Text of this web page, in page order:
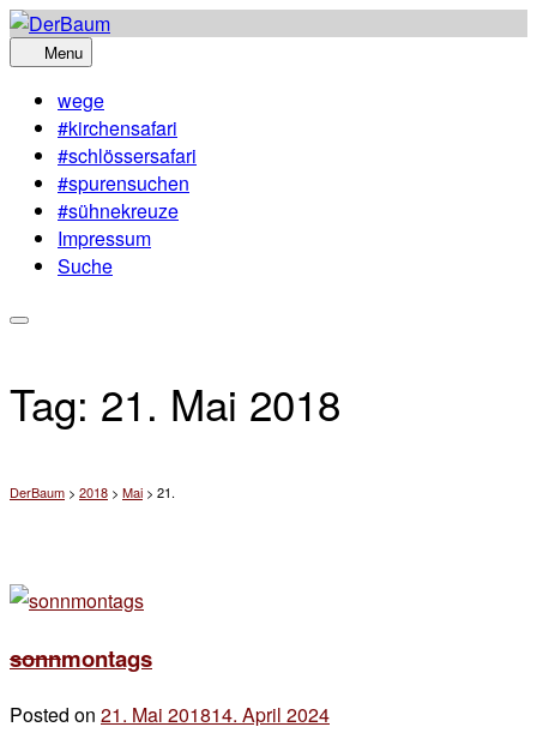
Skip
to
Menu
wege
#kirchensafari
#schlössersafari
#spurensuchen
#sühnekreuze
Impressum
Suche
Tag: 21. Mai 2018
DerBaum > 2018 > Mai > 21.
sonnmontags
Posted on 21. Mai 201814. April 2024